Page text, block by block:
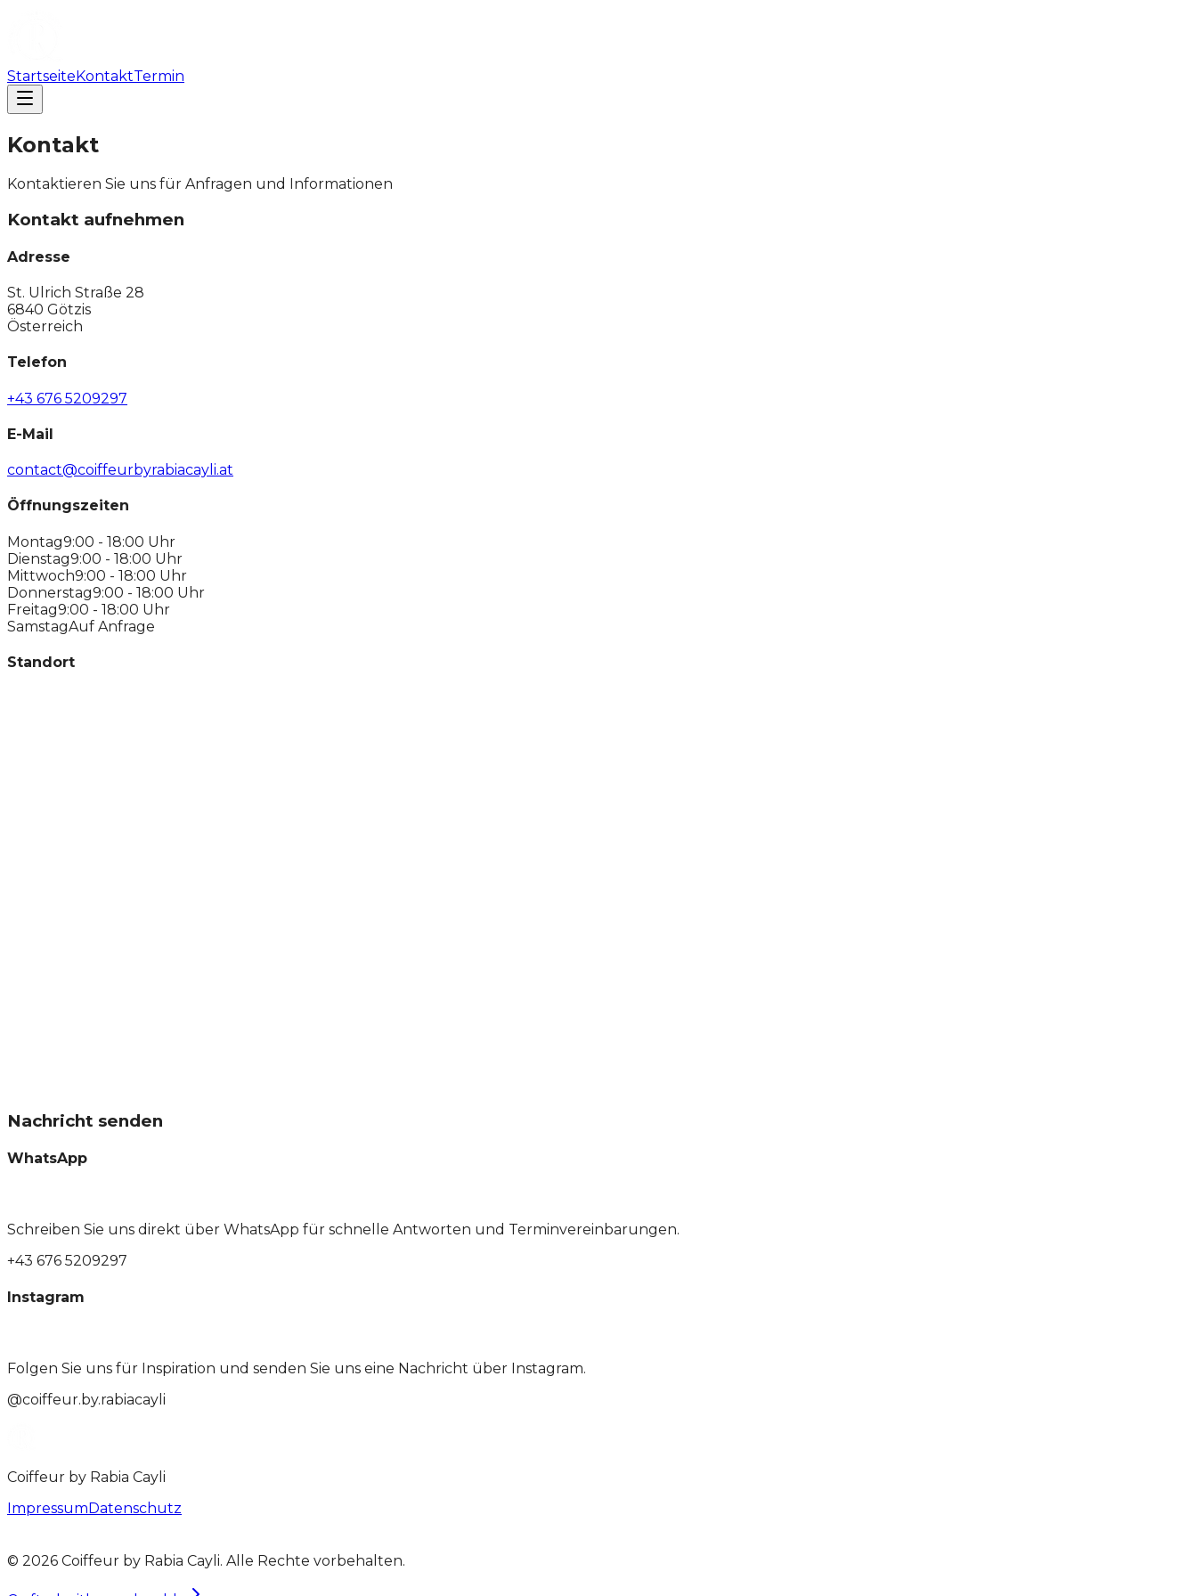
StartseiteKontaktTermin
Kontakt
Kontaktieren Sie uns für Anfragen und Informationen
Kontakt aufnehmen
Adresse
St. Ulrich Straße 28
6840 Götzis
Österreich
Telefon
+43 676 5209297
E-Mail
contact@coiffeurbyrabiacayli.at
Öffnungszeiten
Montag9:00 - 18:00 Uhr
Dienstag9:00 - 18:00 Uhr
Mittwoch9:00 - 18:00 Uhr
Donnerstag9:00 - 18:00 Uhr
Freitag9:00 - 18:00 Uhr
SamstagAuf Anfrage
Standort
Nachricht senden
WhatsApp
Schreiben Sie uns direkt über WhatsApp für schnelle Antworten und Terminvereinbarungen.
+43 676 5209297
Instagram
Folgen Sie uns für Inspiration und senden Sie uns eine Nachricht über Instagram.
@coiffeur.by.rabiacayli
Coiffeur by Rabia Cayli
ImpressumDatenschutz
© 2026 Coiffeur by Rabia Cayli. Alle Rechte vorbehalten.